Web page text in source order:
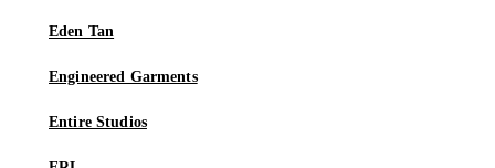
Eden Tan
Engineered Garments
Entire Studios